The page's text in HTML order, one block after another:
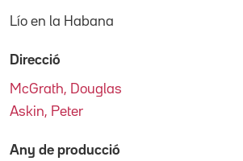
Lío en la Habana
Direcció
McGrath, Douglas
Askin, Peter
Any de producció